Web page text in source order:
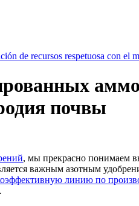
de recursos respetuosa con el
почвы
, мы прекрасно понимаем
важным азотным
линию по